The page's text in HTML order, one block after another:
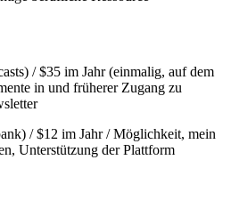
/ $35 im Jahr (einmalig, auf dem
in und früherer Zugang zu
/ $12 im Jahr / Möglichkeit, mein
Unterstützung der Plattform